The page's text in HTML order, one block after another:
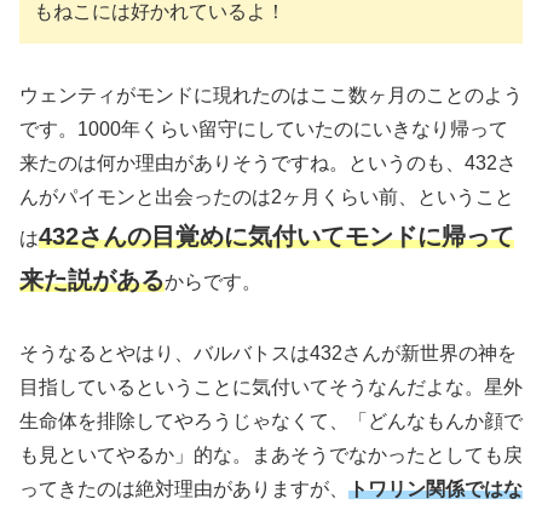
もねこには好かれているよ！
ウェンティがモンドに現れたのはここ数ヶ月のことのよう
です。1000年くらい留守にしていたのにいきなり帰って
来たのは何か理由がありそうですね。というのも、432さ
んがパイモンと出会ったのは2ヶ月くらい前、ということ
は432さんの目覚めに気付いてモンドに帰って
来た説があるからです。
そうなるとやはり、バルバトスは432さんが新世界の神を
目指しているということに気付いてそうなんだよな。星外
生命体を排除してやろうじゃなくて、「どんなもんか顔で
も見といてやるか」的な。まあそうでなかったとしても戻
ってきたのは絶対理由がありますが、 トワリン関係ではな